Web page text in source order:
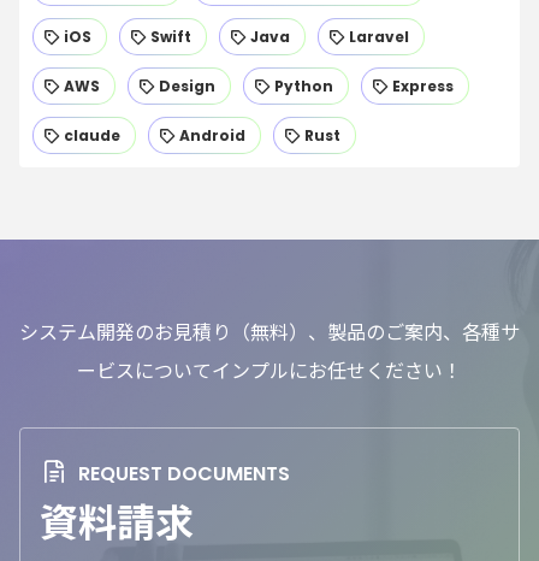
iOS Swift Java Laravel
AWS Design Python Express
claude Android Rust
システム開発のお見積り（無料）、製品のご案内、各種サ
ービスについてインプルにお任せください！
資料請求